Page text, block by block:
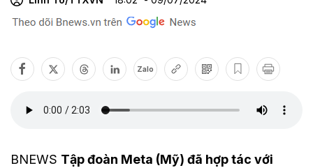
Zalo
BNEWS Tập đoàn Meta (Mỹ) đã hợp tác với